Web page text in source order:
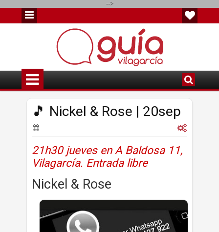
-->
🎵 Nickel & Rose | 20sep
21h30 jueves en A Baldosa 11,
Vilagarcía. Entrada libre
Nickel & Rose